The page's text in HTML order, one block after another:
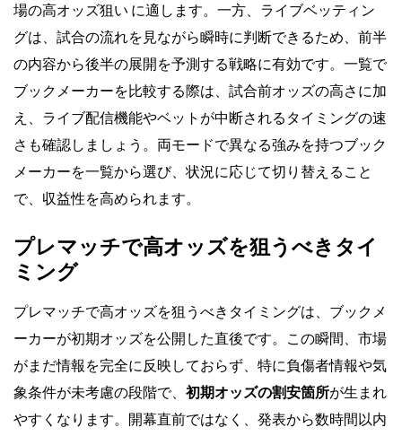
場の高オッズ狙い に適します。一方、ライブベッティン
グは、試合の流れを見ながら瞬時に判断できるため、前半
の内容から後半の展開を予測する戦略に有効です。一覧で
ブックメーカーを比較する際は、試合前オッズの高さに加
え、ライブ配信機能やベットが中断されるタイミングの速
さも確認しましょう。両モードで異なる強みを持つブック
メーカーを一覧から選び、状況に応じて切り替えること
で、収益性を高められます。
プレマッチで高オッズを狙うべきタイ
ミング
プレマッチで高オッズを狙うべきタイミングは、ブックメ
ーカーが初期オッズを公開した直後です。この瞬間、市場
がまだ情報を完全に反映しておらず、特に負傷者情報や気
象条件が未考慮の段階で、 初期オッズの割安箇所が生まれ
やすくなります。開幕直前ではなく、発表から数時間以内